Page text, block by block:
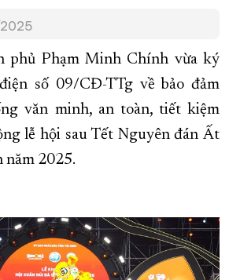
CHÍNH
MỚI LỊCH CẮT ĐIỆN
DỰNG VÀ PHÁT TRIỂN TỈNH KHÁNH HÒA
TRẦM
TRỞ THÀNH THÀNH PHỐ TRỰC THUỘC
phủ Phạm Minh Chính vừa ký
số 09/CĐ-TTg về bảo đảm
văn minh, an toàn, tiết kiệm
lễ hội sau Tết Nguyên đán Ất
năm 2025.